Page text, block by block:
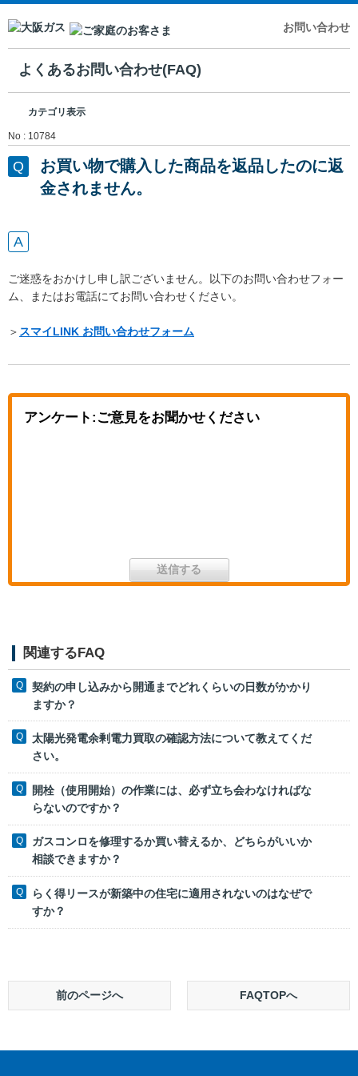
お問い合わせ
よくあるお問い合わせ(FAQ)
カテゴリ表示
No : 10784
お買い物で購入した商品を返品したのに返
金されません。
ご迷惑をおかけし申し訳ございません。以下のお問い合わせフォー
ム、またはお電話にてお問い合わせください。
＞ スマイLINK お問い合わせフォーム
アンケート:ご意見をお聞かせください
関連するFAQ
契約の申し込みから開通までどれくらいの日数がかかり
ますか？
太陽光発電余剰電力買取の確認方法について教えてくだ
さい。
開栓（使用開始）の作業には、必ず立ち会わなければな
らないのですか？
ガスコンロを修理するか買い替えるか、どちらがいいか
相談できますか？
らく得リースが新築中の住宅に適用されないのはなぜで
すか？
前のページへ FAQTOPへ